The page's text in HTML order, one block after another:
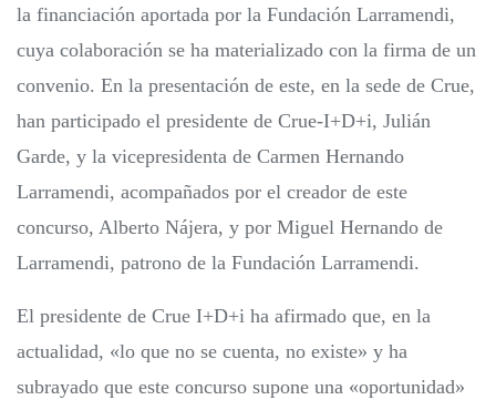
la financiación aportada por la Fundación Larramendi,
cuya colaboración se ha materializado con la firma de un
convenio. En la presentación de este, en la sede de Crue,
han participado el presidente de Crue-I+D+i, Julián
Garde, y la vicepresidenta de Carmen Hernando
Larramendi, acompañados por el creador de este
concurso, Alberto Nájera, y por Miguel Hernando de
Larramendi, patrono de la Fundación Larramendi.
El presidente de Crue I+D+i ha afirmado que, en la
actualidad, «lo que no se cuenta, no existe» y ha
subrayado que este concurso supone una «oportunidad»